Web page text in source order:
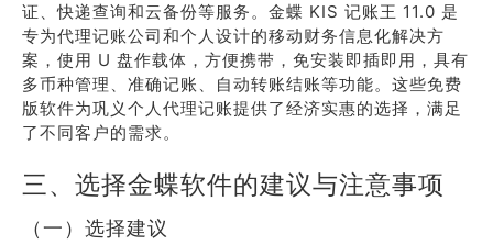
证、快递查询和云备份等服务。金蝶 KIS 记账王 11.0 是
专为代理记账公司和个人设计的移动财务信息化解决方
案，使用 U 盘作载体，方便携带，免安装即插即用，具有
多币种管理、准确记账、自动转账结账等功能。这些免费
版软件为巩义个人代理记账提供了经济实惠的选择，满足
了不同客户的需求。
三、选择金蝶软件的建议与注意事项
（一）选择建议